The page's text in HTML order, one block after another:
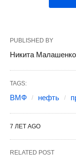
PUBLISHED BY
Никита Малашенко
TAGS:
ВМФ нефть
7 ЛЕТ AGO
RELATED POST